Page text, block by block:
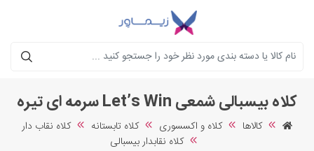
جستجو
کلاه بیسبالی شمعی Let’s Win سرمه ای تیره
کالاها کلاه و اکسسوری کلاه تابستانه
کلاه نقاب دار
کلاه نقابدار بیسبالی